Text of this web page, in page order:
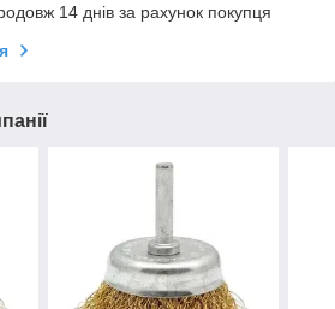
14 днів за рахунок покупця